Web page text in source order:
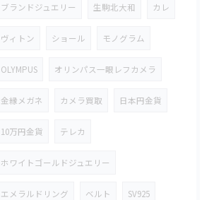
ブランドジュエリー 生駒北大和 カレ
ヴィトン ショール モノグラム
OLYMPUS オリンパス一眼レフカメラ
金縁メガネ カメラ買取 日本円金貨
10万円金貨 テレカ
ホワイトゴールドジュエリー
エメラルドリング ベルト SV925